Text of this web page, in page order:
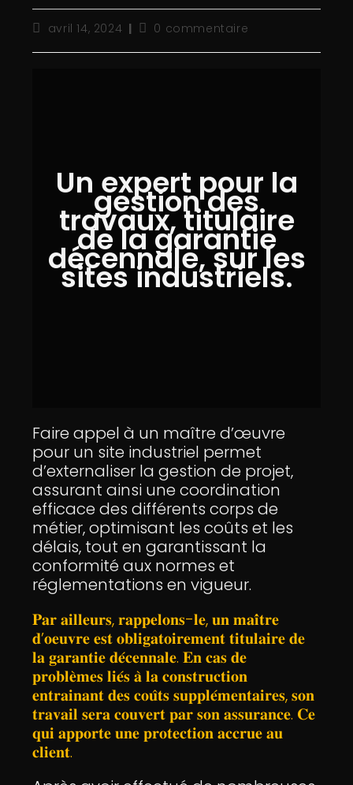
avril 14, 2024 0 commentaire
Un expert pour la
gestion des
travaux, titulaire
de la garantie
décennale, sur les
sites industriels.
Faire appel à un maître d’œuvre
pour un site industriel permet
d’externaliser la gestion de projet,
assurant ainsi une coordination
efficace des différents corps de
métier, optimisant les coûts et les
délais, tout en garantissant la
conformité aux normes et
réglementations en vigueur.
𝐏𝐚𝐫 𝐚𝐢𝐥𝐥𝐞𝐮𝐫𝐬, 𝐫𝐚𝐩𝐩𝐞𝐥𝐨𝐧𝐬-𝐥𝐞, 𝐮𝐧 𝐦𝐚𝐢̂𝐭𝐫𝐞
𝐝’𝐨𝐞𝐮𝐯𝐫𝐞 𝐞𝐬𝐭 𝐨𝐛𝐥𝐢𝐠𝐚𝐭𝐨𝐢𝐫𝐞𝐦𝐞𝐧𝐭 𝐭𝐢𝐭𝐮𝐥𝐚𝐢𝐫𝐞 𝐝𝐞
𝐥𝐚 𝐠𝐚𝐫𝐚𝐧𝐭𝐢𝐞 𝐝𝐞́𝐜𝐞𝐧𝐧𝐚𝐥𝐞. 𝐄𝐧 𝐜𝐚𝐬 𝐝𝐞
𝐩𝐫𝐨𝐛𝐥𝐞̀𝐦𝐞𝐬 𝐥𝐢𝐞́𝐬 𝐚̀ 𝐥𝐚 𝐜𝐨𝐧𝐬𝐭𝐫𝐮𝐜𝐭𝐢𝐨𝐧
𝐞𝐧𝐭𝐫𝐚𝐢𝐧𝐚𝐧𝐭 𝐝𝐞𝐬 𝐜𝐨𝐮̂𝐭𝐬 𝐬𝐮𝐩𝐩𝐥𝐞́𝐦𝐞𝐧𝐭𝐚𝐢𝐫𝐞𝐬, 𝐬𝐨𝐧
𝐭𝐫𝐚𝐯𝐚𝐢𝐥 𝐬𝐞𝐫𝐚 𝐜𝐨𝐮𝐯𝐞𝐫𝐭 𝐩𝐚𝐫 𝐬𝐨𝐧 𝐚𝐬𝐬𝐮𝐫𝐚𝐧𝐜𝐞. 𝐂𝐞
𝐪𝐮𝐢 𝐚𝐩𝐩𝐨𝐫𝐭𝐞 𝐮𝐧𝐞 𝐩𝐫𝐨𝐭𝐞𝐜𝐭𝐢𝐨𝐧 𝐚𝐜𝐜𝐫𝐮𝐞 𝐚𝐮
𝐜𝐥𝐢𝐞𝐧𝐭.